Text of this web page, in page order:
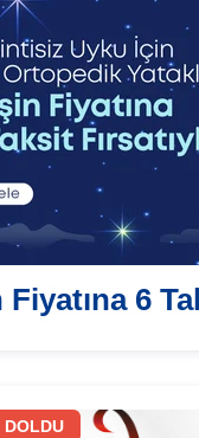
Fiyatına 6
DOLDU